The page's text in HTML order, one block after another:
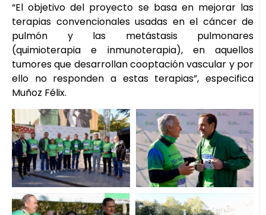
“El objetivo del proyecto se basa en mejorar las
terapias convencionales usadas en el cáncer de
pulmón y las metástasis pulmonares
(quimioterapia e inmunoterapia), en aquellos
tumores que desarrollan cooptación vascular y por
ello no responden a estas terapias”, especifica
Muñoz Félix.